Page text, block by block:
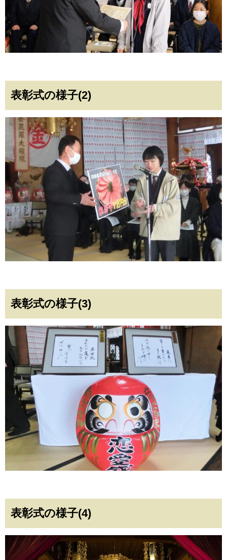
表彰式の様子(2)
表彰式の様子(3)
表彰式の様子(4)